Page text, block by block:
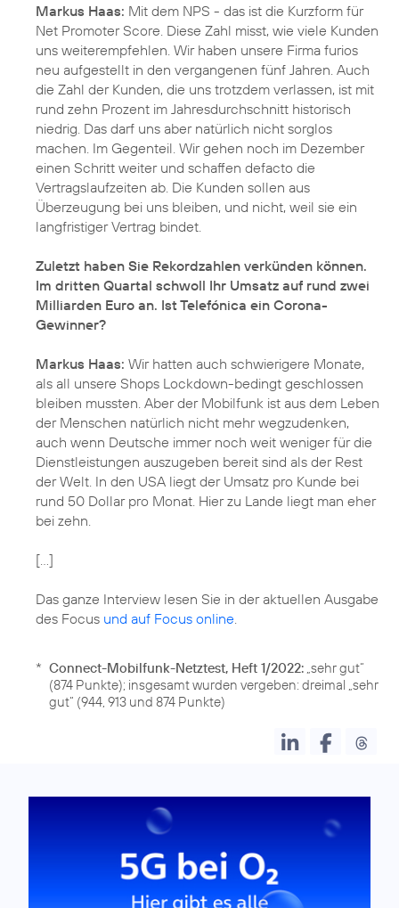
Markus Haas: Mit dem NPS - das ist die Kurzform für
Net Promoter Score. Diese Zahl misst, wie viele Kunden
uns weiterempfehlen. Wir haben unsere Firma furios
neu aufgestellt in den vergangenen fünf Jahren. Auch
die Zahl der Kunden, die uns trotzdem verlassen, ist mit
rund zehn Prozent im Jahresdurchschnitt historisch
niedrig. Das darf uns aber natürlich nicht sorglos
machen. Im Gegenteil. Wir gehen noch im Dezember
einen Schritt weiter und schaffen defacto die
Vertragslaufzeiten ab. Die Kunden sollen aus
Überzeugung bei uns bleiben, und nicht, weil sie ein
langfristiger Vertrag bindet.
Zuletzt haben Sie Rekordzahlen verkünden können.
Im dritten Quartal schwoll Ihr Umsatz auf rund zwei
Milliarden Euro an. Ist Telefónica ein Corona-
Gewinner?
Markus Haas: Wir hatten auch schwierigere Monate,
als all unsere Shops Lockdown-bedingt geschlossen
bleiben mussten. Aber der Mobilfunk ist aus dem Leben
der Menschen natürlich nicht mehr wegzudenken,
auch wenn Deutsche immer noch weit weniger für die
Dienstleistungen auszugeben bereit sind als der Rest
der Welt. In den USA liegt der Umsatz pro Kunde bei
rund 50 Dollar pro Monat. Hier zu Lande liegt man eher
bei zehn.
[...]
Das ganze Interview lesen Sie in der aktuellen Ausgabe
des Focus und auf Focus online
* Connect-Mobilfunk-Netztest, Heft 1/2022: „sehr gut“
(874 Punkte); insgesamt wurden vergeben: dreimal „sehr
gut“ (944, 913 und 874 Punkte)